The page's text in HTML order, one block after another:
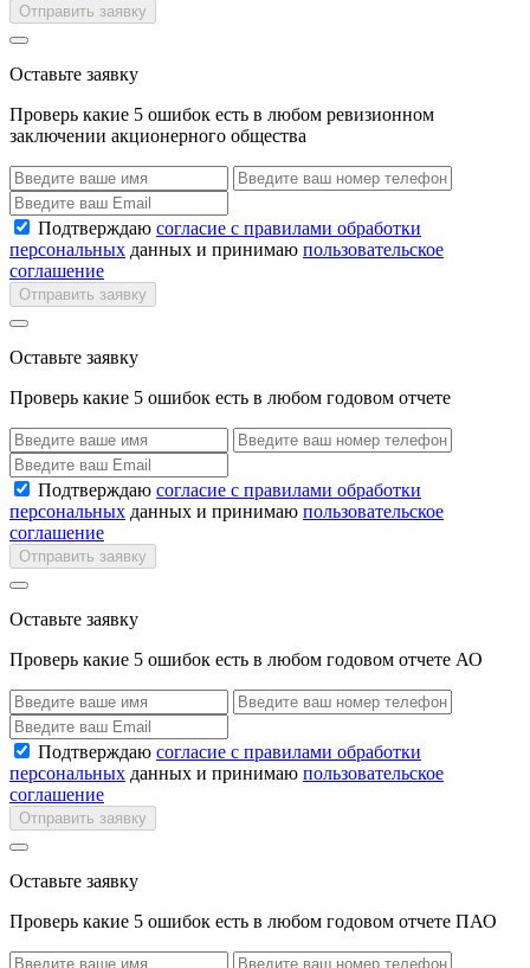
Отправить заявку
Оставьте заявку
Проверь какие 5 ошибок есть в любом ревизионном
заключении акционерного общества
Подтверждаю согласие с правилами обработки
персональных данных и принимаю пользовательское
соглашение
Отправить заявку
Оставьте заявку
Проверь какие 5 ошибок есть в любом годовом отчете
Подтверждаю согласие с правилами обработки
персональных данных и принимаю пользовательское
соглашение
Отправить заявку
Оставьте заявку
Проверь какие 5 ошибок есть в любом годовом отчете АО
Подтверждаю согласие с правилами обработки
персональных данных и принимаю пользовательское
соглашение
Отправить заявку
Оставьте заявку
Проверь какие 5 ошибок есть в любом годовом отчете ПАО